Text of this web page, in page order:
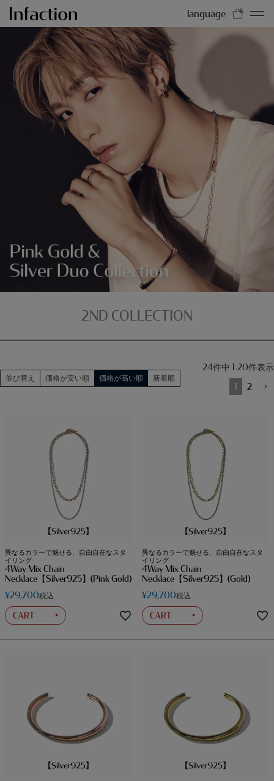
language 0
HOME 2ND COLLECTION
2ND COLLECTION
並び替え 価格が安い順 価格が高い順 新着順
24件中 1-20件表示
1
2
異なるカラーで魅せる、自由自在なスタ
イリング
4Way Mix Chain
Necklace【Silver925】(Pink Gold)
¥29,700税込
異なるカラーで魅せる、自由自在なスタ
イリング
4Way Mix Chain
Necklace【Silver925】(Gold)
¥29,700税込